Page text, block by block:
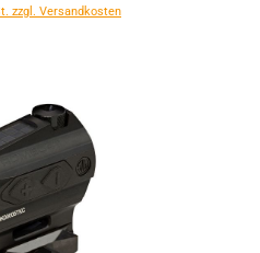
zzgl. Versandkosten